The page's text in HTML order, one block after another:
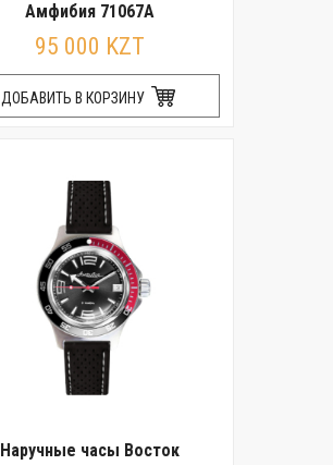
Амфибия 71067А
95 000 KZT
ДОБАВИТЬ В КОРЗИНУ
Наручные часы Восток